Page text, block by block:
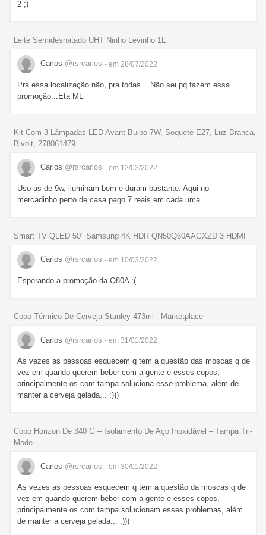
2 ;)
Leite Semidesnatado UHT Ninho Levinho 1L
Carlos @rsrcarlos - em 28/07/2022
Pra essa localização não, pra todas... Não sei pq fazem essa
promoção...Eta ML
Kit Com 3 Lâmpadas LED Avant Bulbo 7W, Soquete E27, Luz Branca,
Bivolt, 278061479
Carlos @rsrcarlos - em 12/03/2022
Uso as de 9w, iluminam bem e duram bastante. Aqui no
mercadinho perto de casa pago 7 reais em cada uma.
Smart TV QLED 50" Samsung 4K HDR QN50Q60AAGXZD 3 HDMI
Carlos @rsrcarlos - em 10/03/2022
Esperando a promoção da Q80A :(
Copo Térmico De Cerveja Stanley 473ml - Marketplace
Carlos @rsrcarlos - em 31/01/2022
As vezes as pessoas esquecem q tem a questão das moscas q de
vez em quando querem beber com a gente e esses copos,
principalmente os com tampa soluciona esse problema, além de
manter a cerveja gelada... :)))
Copo Horizon De 340 G – Isolamento De Aço Inoxidável – Tampa Tri-
Mode
Carlos @rsrcarlos - em 30/01/2022
As vezes as pessoas esquecem q tem a questão da moscas q de
vez em quando querem beber com a gente e esses copos,
principalmente os com tampa solucionam esses problemas, além
de manter a cerveja gelada... :)))